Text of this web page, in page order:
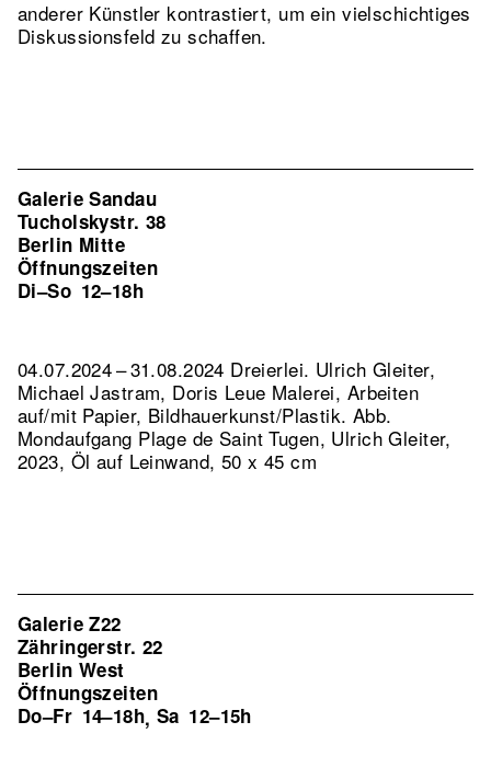
anderer Künstler kontrastiert, um ein vielschichtiges
Diskussionsfeld zu schaffen.
Galerie Sandau
Tucholskystr. 38
Berlin Mitte
Öffnungszeiten
Di–So 12–18h
04.07.2024 – 31.08.2024 Dreierlei. Ulrich Gleiter,
Michael Jastram, Doris Leue Malerei, Arbeiten
auf/mit Papier, Bildhauerkunst/Plastik. Abb.
Mondaufgang Plage de Saint Tugen, Ulrich Gleiter,
2023, Öl auf Leinwand, 50 x 45 cm
Galerie Z22
Zähringerstr. 22
Berlin West
Öffnungszeiten
Do–Fr 14–18h, Sa 12–15h